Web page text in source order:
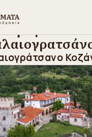
Νεκταρίου
Αγίου